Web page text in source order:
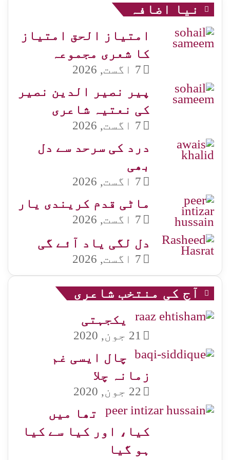
نیا اضافہ
امتیاز الحق امتیاز
کا شعری مجموعہ
7 اگست, 2026
پیر نصیر الدین نصیر
کی نعتیہ شاعری
7 اگست, 2026
درد کی سرحد سے دل
بھی
7 اگست, 2026
ماٹی قدم کریندی یار
7 اگست, 2026
دل لگی یاد آئے گی
7 اگست, 2026
آج کی منتخب شاعری
یکجہتی
21 جون, 2020
چال ایسی غم
زمانہ چلا
22 جون, 2020
تھا میں
کیا، اور کیا سے کیا
ہو گیا